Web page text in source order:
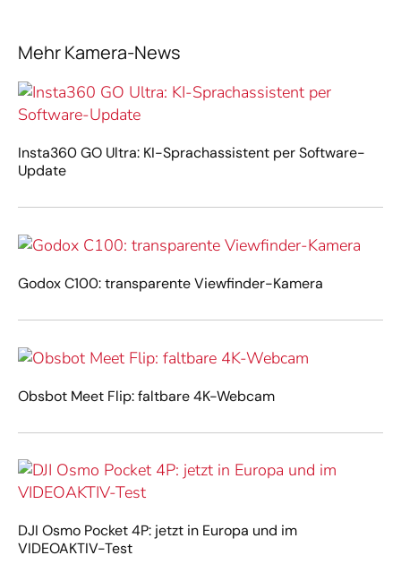
Mehr Kamera-News
Insta360 GO Ultra: KI-Sprachassistent per Software-
Update
Godox C100: transparente Viewfinder-Kamera
Obsbot Meet Flip: faltbare 4K-Webcam
DJI Osmo Pocket 4P: jetzt in Europa und im
VIDEOAKTIV-Test